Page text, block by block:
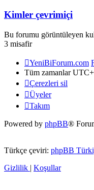
Kimler çevrimiçi
Bu forumu görüntüleyen
3 misafir
YeniBiForum.com
Tüm zamanlar
Çerezleri sil
Üyeler
Takım
Powered by phpBB®
Türkçe çeviri: phpBB
Gizlilik | Koşullar